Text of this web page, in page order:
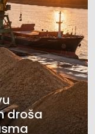
droša